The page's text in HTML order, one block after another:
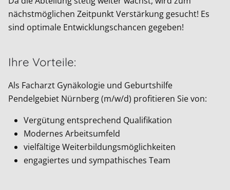
nächstmöglichen Zeitpunkt Verstärkung gesucht! Es
sind optimale Entwicklungschancen gegeben!
Ihre Vorteile:
Als Facharzt Gynäkologie und Geburtshilfe
Pendelgebiet Nürnberg (m/w/d) profitieren Sie von:
Vergütung entsprechend Qualifikation
Modernes Arbeitsumfeld
vielfältige Weiterbildungsmöglichkeiten
engagiertes und sympathisches Team